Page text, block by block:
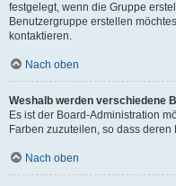
festgelegt, wenn die Gruppe
Benutzergruppe erstellen
kontaktieren.
Nach oben
Weshalb werden verschiedene
Es ist der Board-Administration
Farben zuzuteilen, so dass
Nach oben